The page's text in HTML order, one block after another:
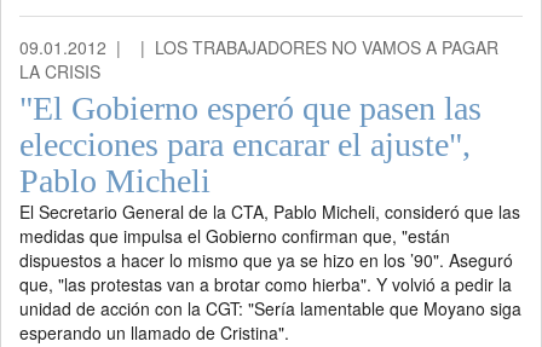
09.01.2012 |
| LOS TRABAJADORES NO VAMOS A PAGAR
LA CRISIS
"El Gobierno esperó que pasen las
elecciones para encarar el ajuste",
Pablo Micheli
El Secretario General de la CTA, Pablo Micheli, consideró que las
medidas que impulsa el Gobierno confirman que, "están
dispuestos a hacer lo mismo que ya se hizo en los ’90". Aseguró
que, "las protestas van a brotar como hierba". Y volvió a pedir la
unidad de acción con la CGT: "Sería lamentable que Moyano siga
esperando un llamado de Cristina".